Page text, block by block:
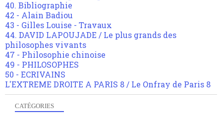
40. Bibliographie
42 - Alain Badiou
43 - Gilles Louise - Travaux
44. DAVID LAPOUJADE / Le plus grands des
philosophes vivants
47 - Philosophie chinoise
49 - PHILOSOPHES
50 - ECRIVAINS
L'EXTREME DROITE A PARIS 8 / Le Onfray de Paris 8
CATÉGORIES